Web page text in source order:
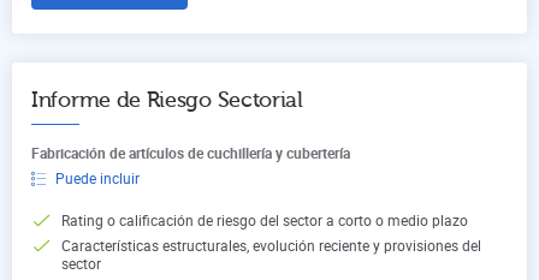
Informe de Riesgo Sectorial
Fabricación de artículos de cuchillería y cubertería
Puede incluir
Rating o calificación de riesgo del sector a corto o medio plazo
Características estructurales, evolución reciente y provisiones del
sector